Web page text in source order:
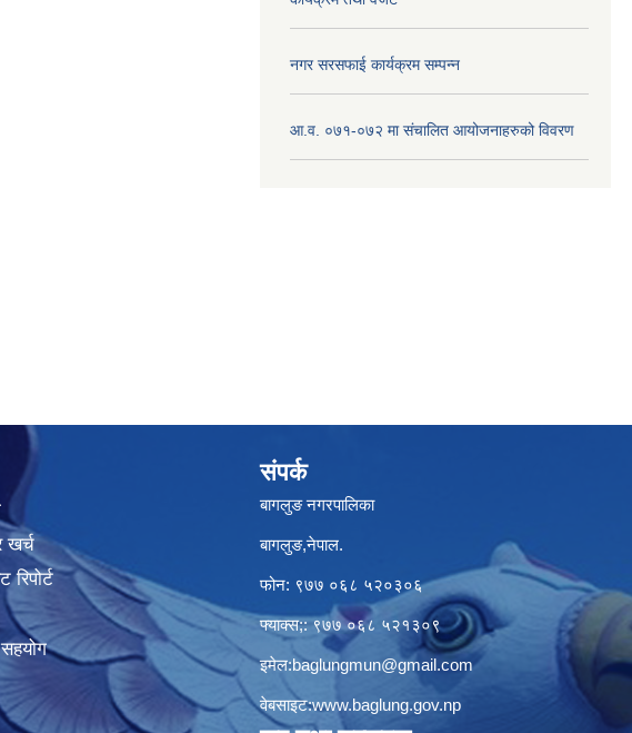
नगर सरसफाई कार्यक्रम सम्पन्न
आ.व. ०७१-०७२ मा संचालित आयोजनाहरुको विवरण
खर्च
संपर्क
बागलुङ नगरपालिका
बागलुङ,नेपाल.
फोन: ९७७ ०६८ ५२०३०६
फ्याक्स;: ९७७ ०६८ ५२१३०९
इमेल:baglungmun@gmail.com
वेबसाइट:www.baglung.gov.np